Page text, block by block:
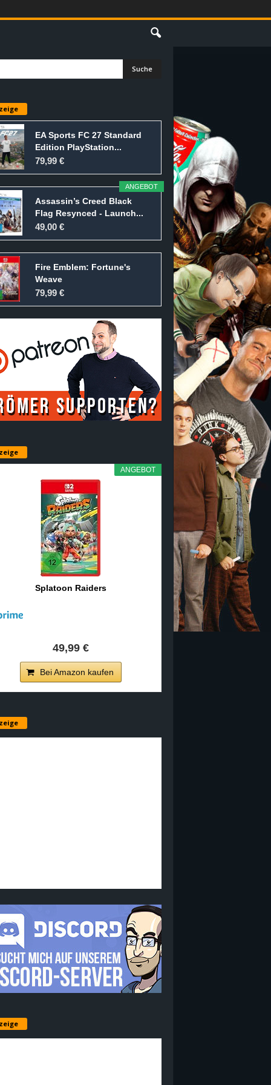
EA Sports FC 27 Standard
Edition PlayStation...
79,99 €
ANGEBOT
Assassin’s Creed Black
Flag Resynced - Launch...
49,00 €
Fire Emblem: Fortune's
Weave
79,99 €
ANGEBOT
Splatoon Raiders
49,99 €
Bei Amazon kaufen